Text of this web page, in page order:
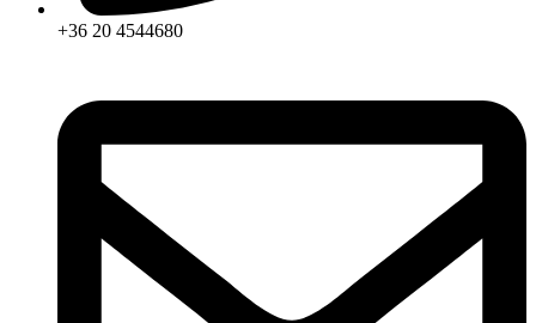
+36 20 4544680